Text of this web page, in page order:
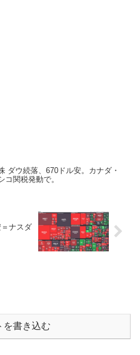
ダウ続落、670ドル安。カナダ・
コ関税発動で。
ナスダ
を書き込む